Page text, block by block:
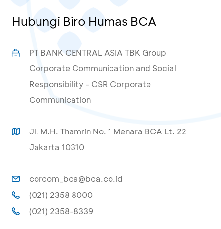
Hubungi Biro Humas BCA
PT BANK CENTRAL ASIA TBK Group
Corporate Communication and Social
Responsibility - CSR Corporate
Communication
Jl. M.H. Thamrin No. 1 Menara BCA Lt. 22
Jakarta 10310
corcom_bca@bca.co.id
(021) 2358 8000
(021) 2358-8339